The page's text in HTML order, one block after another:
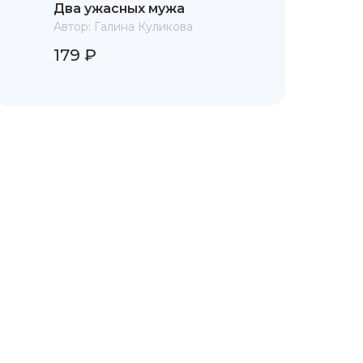
Два ужасных мужа
Автор: Галина Куликова
179 ₽